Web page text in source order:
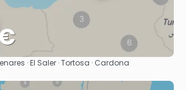
Sehen
· El Saler · Tortosa · Cardona